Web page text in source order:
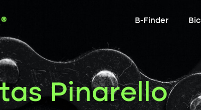
B-Finder
Pinarello